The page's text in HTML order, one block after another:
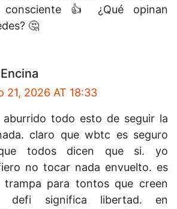
consciente 👍 ¿Qué opinan
🤔
21, 2026 AT 18:33
aburrido todo esto de seguir la
claro que wbtc es seguro
todos dicen que si. yo
no tocar nada envuelto. es
trampa para tontos que creen
defi significa libertad. en